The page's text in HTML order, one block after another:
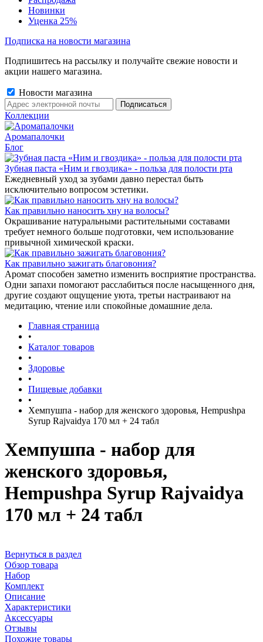
Новинки
Уценка 25%
Подписка на новости магазина
Подпишитесь на рассылку и получайте свежие новости и
акции нашего магазина.
Новости магазина
Коллекции
Аромапалочки
Блог
Зубная паста «Ним и гвоздика» - польза для полости рта
Ежедневный уход за зубами давно перестал быть
исключительно вопросом эстетики.
Как правильно наносить хну на волосы?
Окрашивание натуральными растительными составами
требует немного больше подготовки, чем использование
привычной химической краски.
Как правильно зажигать благовония?
Аромат способен заметно изменить восприятие пространства.
Одни запахи помогают расслабиться после насыщенного дня,
другие создают ощущение уюта, третьи настраивают на
медитацию, чтение или спокойные домашние дела.
Главная страница
•
Каталог товаров
•
Здоровье
•
Пищевые добавки
•
Хемпушпа - набор для женского здоровья, Hempushpa
Syrup Rajvaidya 170 мл + 24 табл
Хемпушпа - набор для
женского здоровья,
Hempushpa Syrup Rajvaidya
170 мл + 24 табл
Вернуться в раздел
Обзор товара
Набор
Комплект
Описание
Характеристики
Аксессуары
Отзывы
Похожие товары